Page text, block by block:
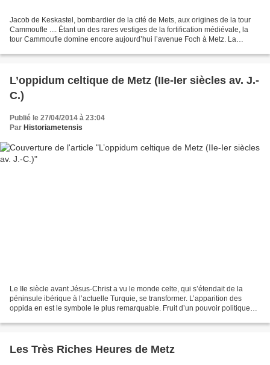
Jacob de Keskastel, bombardier de la cité de Mets, aux origines de la tour
Cammoufle .... Étant un des rares vestiges de la fortification médiévale, la
tour Cammoufle domine encore aujourd’hui l’avenue Foch à Metz. La
L’oppidum celtique de Metz (IIe-Ier siècles av. J.-
C.)
Publié le 27/04/2014 à 23:04
Par Historiametensis
Le IIe siècle avant Jésus-Christ a vu le monde celte, qui s’étendait de la
péninsule ibérique à l’actuelle Turquie, se transformer. L’apparition des
oppida en est le symbole le plus remarquable. Fruit d’un pouvoir politique
Les Très Riches Heures de Metz